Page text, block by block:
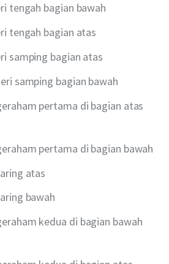
tengah bagian bawah
tengah bagian atas
samping bagian atas
samping bagian bawah
pertama di bagian atas
pertama di bagian bawah
atas
bawah
kedua di bagian bawah